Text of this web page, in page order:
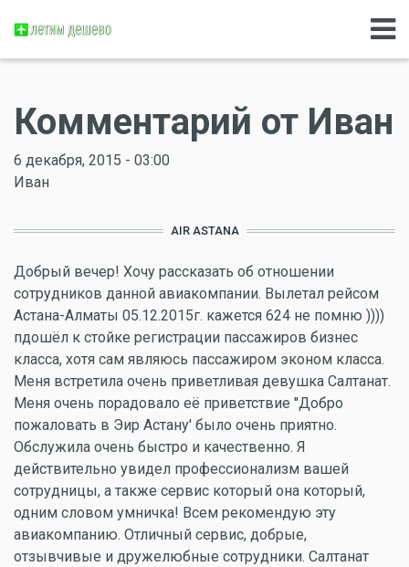
Комментарий от Иван
6 декабря, 2015 - 03:00
Иван
AIR ASTANA
Добрый вечер! Хочу рассказать об отношении
сотрудников данной авиакомпании. Вылетал рейсом
Астана-Алматы 05.12.2015г. кажется 624 не помню ))))
пдошёл к стойке регистрации пассажиров бизнес
класса, хотя сам являюсь пассажиром эконом класса.
Меня встретила очень приветливая девушка Салтанат.
Меня очень порадовало её приветствие ''Добро
пожаловать в Эир Астану' было очень приятно.
Обслужила очень быстро и качественно. Я
действительно увидел профессионализм вашей
сотрудницы, а также сервис который она который,
одним словом умничка! Всем рекомендую эту
авиакомпанию. Отличный сервис, добрые,
отзывчивые и дружелюбные сотрудники. Салтанат